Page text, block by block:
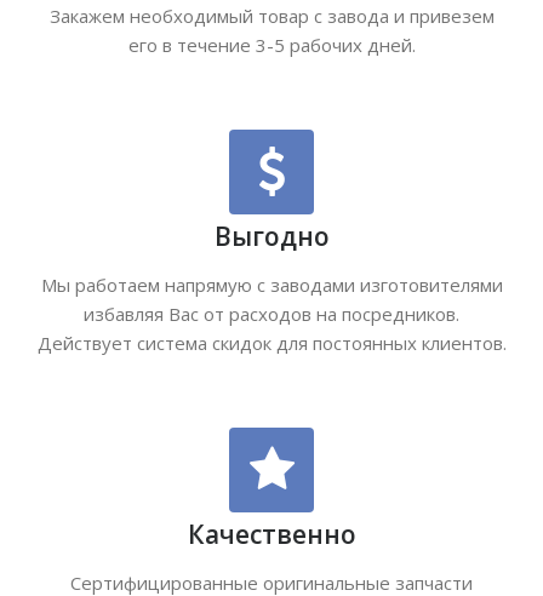
Закажем необходимый товар с завода и привезем
его в течение 3-5 рабочих дней.
Выгодно
Мы работаем напрямую с заводами изготовителями
избавляя Вас от расходов на посредников.
Действует система скидок для постоянных клиентов.
Качественно
Сертифицированные оригинальные запчасти